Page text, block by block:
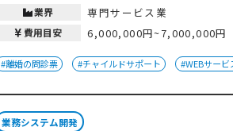
業界 専門サービス業
費用目安 6,000,000円~7,000,000円
#離婚の問診票 #チャイルドサポート #WEBサービ
業務システム開発